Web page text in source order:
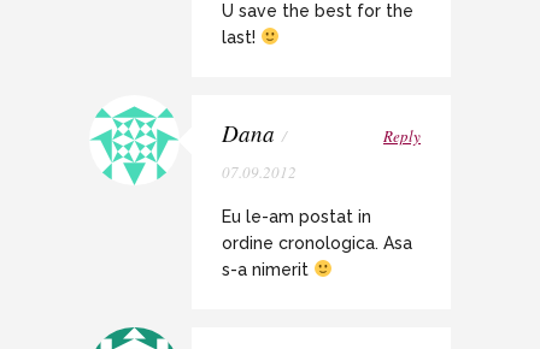
U save the best for the
last!
Dana /
07.09.2012
Reply
Eu le-am postat in
ordine cronologica. Asa
s-a nimerit